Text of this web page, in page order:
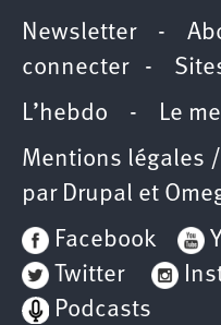
Newsletter-
connecter-
L’hebdo - Le
Mentions légales
par Drupal et
Facebook
Twitter
Podcasts